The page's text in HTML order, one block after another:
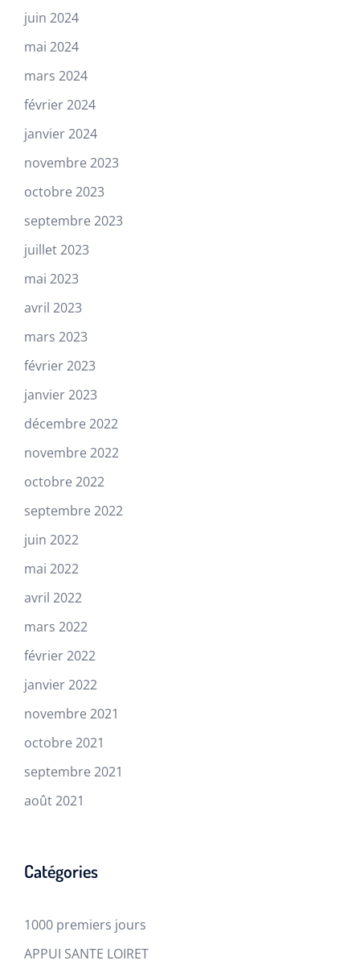
juin 2024
mai 2024
mars 2024
février 2024
janvier 2024
novembre 2023
octobre 2023
septembre 2023
juillet 2023
mai 2023
avril 2023
mars 2023
février 2023
janvier 2023
décembre 2022
novembre 2022
octobre 2022
septembre 2022
juin 2022
mai 2022
avril 2022
mars 2022
février 2022
janvier 2022
novembre 2021
octobre 2021
septembre 2021
août 2021
Catégories
1000 premiers jours
APPUI SANTE LOIRET